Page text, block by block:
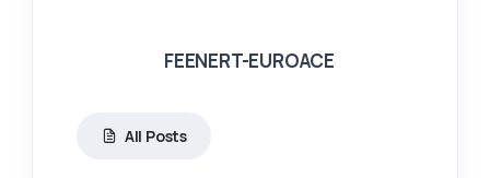
FEENERT-EUROACE
All Posts